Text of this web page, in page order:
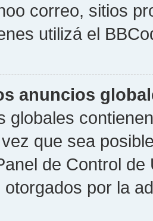
correo, sitios
utilizá el
anuncios
globales
que sea
de Control
otorgados por la